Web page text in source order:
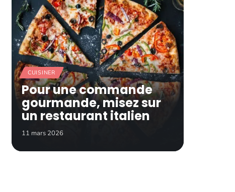
CUISINER
Pour une commande
gourmande, misez sur
un restaurant italien
11 mars 2026